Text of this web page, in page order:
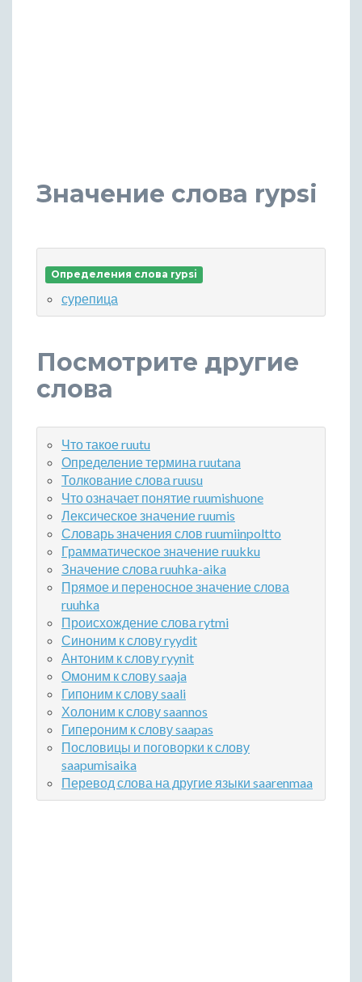
Значение слова rypsi
Определения слова rypsi
сурепица
Посмотрите другие
слова
Что такое ruutu
Определение термина ruutana
Толкование слова ruusu
Что означает понятие ruumishuone
Лексическое значение ruumis
Словарь значения слов ruumiinpoltto
Грамматическое значение ruukku
Значение слова ruuhka-aika
Прямое и переносное значение слова
ruuhka
Происхождение слова rytmi
Синоним к слову ryydit
Антоним к слову ryynit
Омоним к слову saaja
Гипоним к слову saali
Холоним к слову saannos
Гипероним к слову saapas
Пословицы и поговорки к слову
saapumisaika
Перевод слова на другие языки saarenmaa